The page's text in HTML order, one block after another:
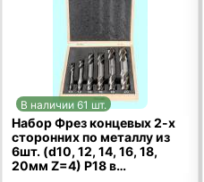
В наличии 61 шт.
Набор Фрез концевых 2-х
сторонних по металлу из
6шт. (d10, 12, 14, 16, 18,
20мм Z=4) Р18 в